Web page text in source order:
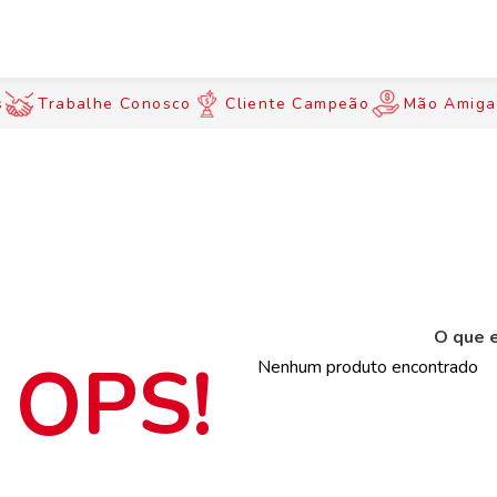
Trabalhe Conosco Cliente Campeão Mão
Nenhum produto encontrado
O que